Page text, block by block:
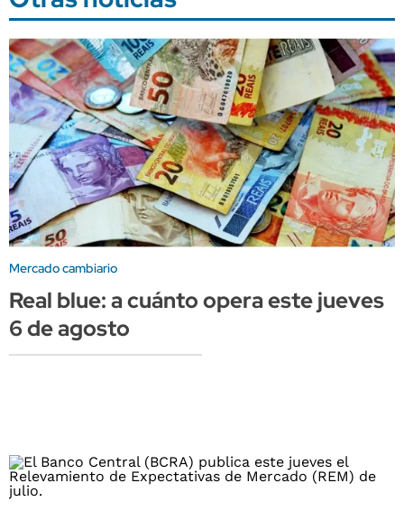
Mercado cambiario
Real blue: a cuánto opera este jueves
6 de agosto